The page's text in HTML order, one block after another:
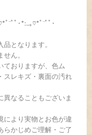
ﾟ¨ﾟﾟ･*:..｡♡*ﾟ¨ﾟﾟ･
となります。
ん。
ておりますが、色ム
スレキズ・裏面の汚れ
異なることもございま
により実物とお色が違
らかじめご理解・ご了